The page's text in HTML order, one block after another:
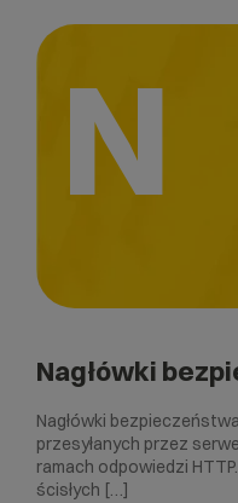
N
Nagłówki
Nagłówki
przesyłanych przez
ramach odpowiedzi
ścisłych […]